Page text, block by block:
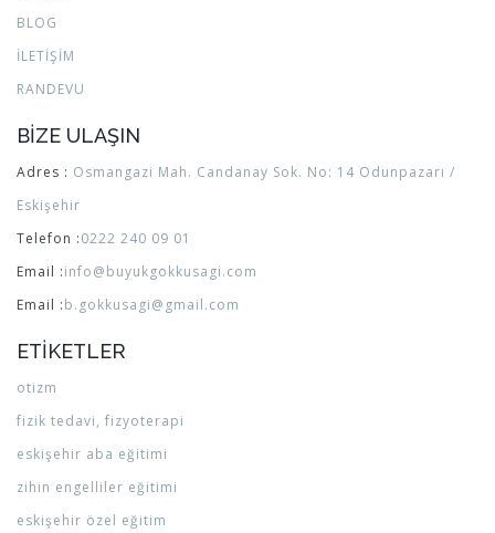
BLOG
İLETİŞİM
RANDEVU
BİZE ULAŞIN
Adres : Osmangazi Mah. Candanay Sok. No: 14 Odunpazarı /
Eskişehir
Telefon :0222 240 09 01
Email :info@buyukgokkusagi.com
Email :b.gokkusagi@gmail.com
ETİKETLER
otizm
fizik tedavi, fizyoterapi
eskişehir aba eğitimi
zihin engelliler eğitimi
eskişehir özel eğitim